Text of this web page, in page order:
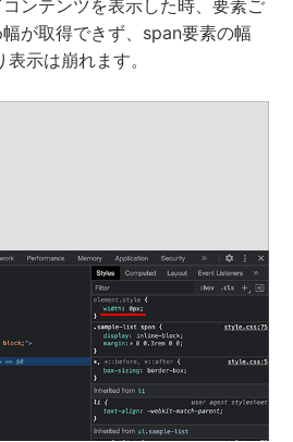
ンテンツを表示した時、要素ご
が取得できず、span要素の幅
示は崩れます。